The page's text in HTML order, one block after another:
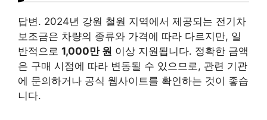
답변. 2024년 강원 철원 지역에서 제공되는 전기차
보조금은 차량의 종류와 가격에 따라 다르지만, 일
반적으로 1,000만 원 이상 지원됩니다. 정확한 금액
은 구매 시점에 따라 변동될 수 있으므로, 관련 기관
에 문의하거나 공식 웹사이트를 확인하는 것이 좋습
니다.